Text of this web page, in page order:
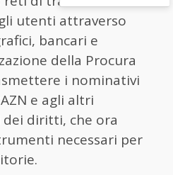
utenti attraverso
bancari e
della Procura
i nominativi
e agli altri
diritti, che ora
necessari per